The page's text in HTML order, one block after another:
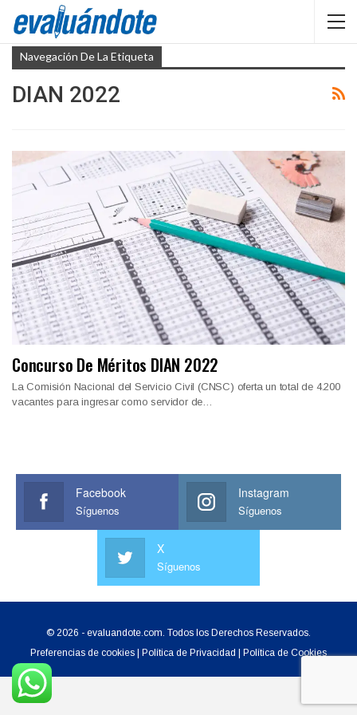
Navegación De La Etiqueta
DIAN 2022
Concurso De Méritos DIAN 2022
La Comisión Nacional del Servicio Civil (CNSC) oferta un total de 4.200
vacantes para ingresar como servidor de…
Facebook
Síguenos
Instagram
Síguenos
X
Síguenos
© 2026 - evaluandote.com. Todos los Derechos Reservados.
Preferencias de cookies | Política de Privacidad | Política de Cookies